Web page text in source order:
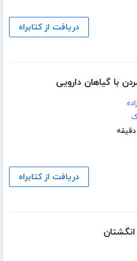
دریافت از کتابراه
با گیاهان دارویی
دریافت از کتابراه